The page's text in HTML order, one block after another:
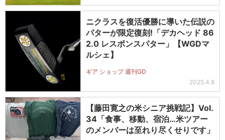
ニクラスを復活優勝に導いた伝説の
パターが限定復刻!「デカヘッド 86
2.0 レスポンスパター」【WGDマ
ルシェ】
ギア ショップ 週刊GD
2025.4.8
【藤田寛之の米シニア挑戦記】Vol.
34「食事、移動、宿泊…米ツアー
のメンバーは至れり尽くせりです」